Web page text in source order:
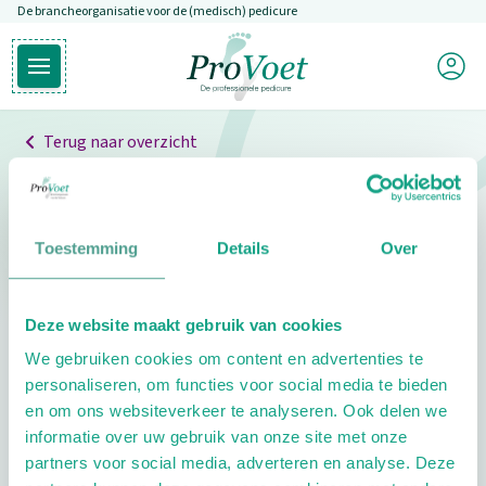
Toestemming Details Over
Deze website maakt gebruik van cookies
We gebruiken cookies om content en advertenties te
personaliseren, om functies voor social media te bieden
en om ons websiteverkeer te analyseren. Ook delen we
informatie over uw gebruik van onze site met onze
partners voor social media, adverteren en analyse. Deze
Overslaan en naar de inhoud gaan
De brancheorganisatie voor de (medisch) pedicure
Open hoofdmenu
Ga naar de homepagina
Mijn
Terug naar overzicht
Professionals
Pedicure niet gevonden
pedicure.